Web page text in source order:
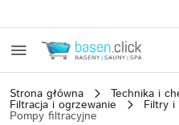
Strona główna Technika i
Filtracja i ogrzewanie Filtry i
Pompy filtracyjne